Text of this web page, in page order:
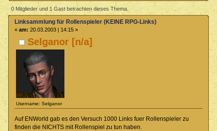
(KEINE RPG-Links) (Gelesen 121463 mal)
0 Mitglieder und 1 Gast betrachten dieses Thema.
Selganor [n/a]
Username: Selganor
Linksammlung für Rollenspieler (KEINE RPG-Links)
« am: 20.03.2003 | 14:15 »
Auf ENWorld gab es den Versuch 1000 Links fuer Rollenspieler zu
finden die NICHTS mit Rollenspiel zu tun haben.